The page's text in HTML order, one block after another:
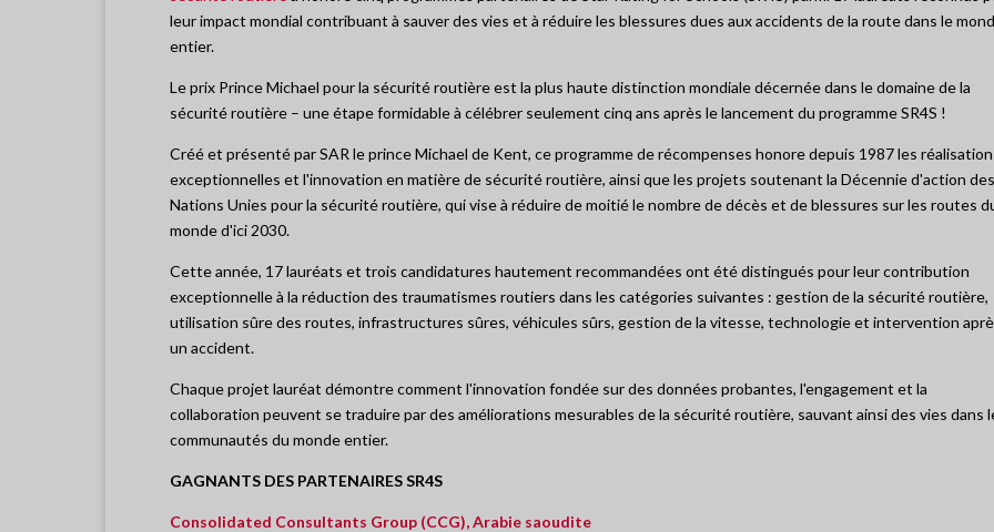
leur impact mondial contribuant à sauver des vies et à réduire les blessures dues aux accidents de la route dans le
entier.
Le prix Prince Michael pour la sécurité routière est la plus haute distinction mondiale décernée dans le domaine de la
sécurité routière – une étape formidable à célébrer seulement cinq ans après le lancement du programme SR4S !
Créé et présenté par SAR le prince Michael de Kent, ce programme de récompenses honore depuis 1987 les
exceptionnelles et l'innovation en matière de sécurité routière, ainsi que les projets soutenant la Décennie d'action des
Nations Unies pour la sécurité routière, qui vise à réduire de moitié le nombre de décès et de blessures sur les routes
monde d'ici 2030.
Cette année, 17 lauréats et trois candidatures hautement recommandées ont été distingués pour leur contribution
exceptionnelle à la réduction des traumatismes routiers dans les catégories suivantes : gestion de la sécurité routière,
utilisation sûre des routes, infrastructures sûres, véhicules sûrs, gestion de la vitesse, technologie et intervention
un accident.
Chaque projet lauréat démontre comment l'innovation fondée sur des données probantes, l'engagement et la
collaboration peuvent se traduire par des améliorations mesurables de la sécurité routière, sauvant ainsi des vies dans
communautés du monde entier.
GAGNANTS DES PARTENAIRES SR4S
Consolidated Consultants Group (CCG), Arabie saoudite